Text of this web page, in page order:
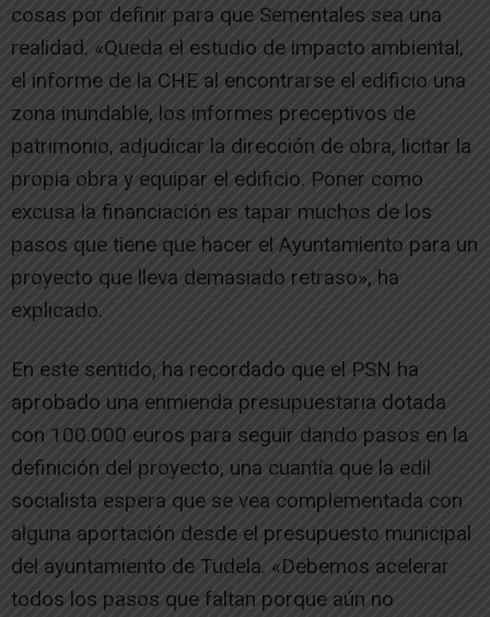
cosas por definir para que Sementales sea una
realidad. «Queda el estudio de impacto ambiental,
el informe de la CHE al encontrarse el edificio una
zona inundable, los informes preceptivos de
patrimonio, adjudicar la dirección de obra, licitar la
propia obra y equipar el edificio. Poner como
excusa la financiación es tapar muchos de los
pasos que tiene que hacer el Ayuntamiento para un
proyecto que lleva demasiado retraso», ha
explicado.
En este sentido, ha recordado que el PSN ha
aprobado una enmienda presupuestaria dotada
con 100.000 euros para seguir dando pasos en la
definición del proyecto, una cuantía que la edil
socialista espera que se vea complementada con
alguna aportación desde el presupuesto municipal
del ayuntamiento de Tudela. «Debemos acelerar
todos los pasos que faltan porque aún no